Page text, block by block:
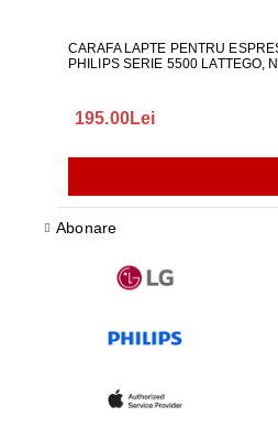
CARAFA LAPTE PENTRU
PHILIPS SERIE 5500 LATTEGO,
195.00Lei
Abonare